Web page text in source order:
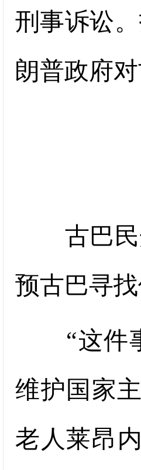
刑事诉讼
朗普政府
古巴民
预古巴寻找
“这件事
维护国家
老人莱昂